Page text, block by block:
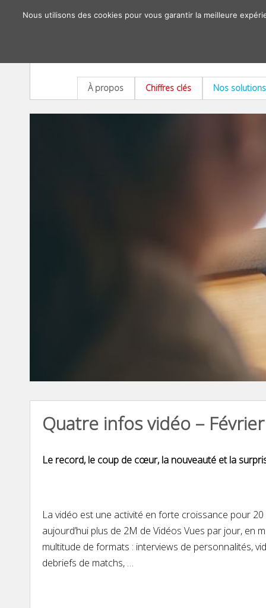
À propos Chiffres clés Nos solutions
Quatre infos vidéo –
Le record, le coup de cœur, la nouveauté et la
La vidéo est une activité en forte croissance pour
aujourd’hui plus de 2M de Vidéos Vues par jour, en
multitude de formats : interviews de personnalités,
debriefs de matchs, …
Nous utilisons des cookies pour vous garantir la meilleure